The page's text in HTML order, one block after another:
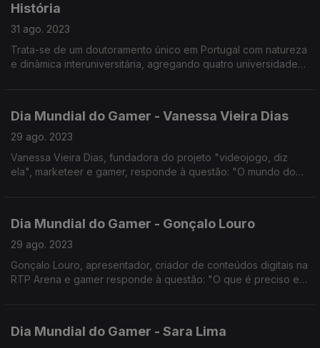
História
31 ago. 2023
Trata-se de um doutoramento único em Portugal com natureza
e dinâmica interuniversitária, agregando quatro universidades
Dia Mundial do Gamer - Vanessa Vieira Dias
29 ago. 2023
Vanessa Vieira Dias, fundadora do projeto "videojogo, diz
ela", marketeer e gamer, responde à questão: "O mundo do
Dia Mundial do Gamer - Gonçalo Louro
29 ago. 2023
Gonçalo Louro, apresentador, criador de conteúdos digitais na
RTP Arena e gamer responde à questão: "O que é preciso em
Dia Mundial do Gamer - Sara Lima